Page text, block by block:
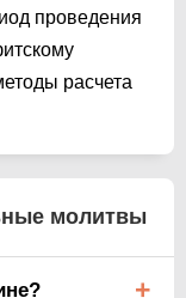
проведения
расчета
молитвы